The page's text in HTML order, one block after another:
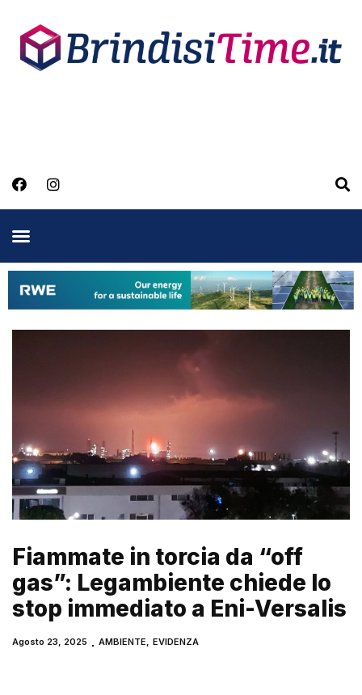
Fiammate in torcia da “off
gas”: Legambiente chiede lo
stop immediato a Eni-Versalis
Agosto 23, 2025 AMBIENTE,EVIDENZA